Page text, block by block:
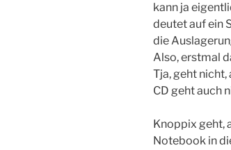
kann ja
deutet auf ein
die
Also, erstmal
Tja, geht
CD geht auch
Knoppix geht,
Notebook in